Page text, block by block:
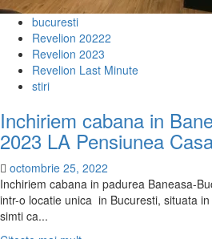
bucuresti
Revelion 20222
Revelion 2023
Revelion Last Minute
stiri
Inchiriem cabana in
2023 LA Pensiunea
octombrie 25, 2022
Inchiriem cabana in padurea Baneasa-
intr-o locatie unica in Bucuresti, situata
simti ca...